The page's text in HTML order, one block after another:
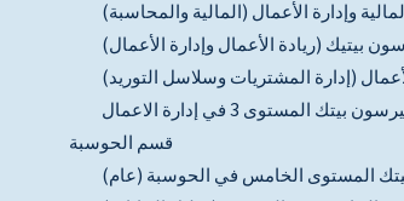
وإدارة الأعمال (المالية والمحاسبة)
بيتيك (ريادة الأعمال وإدارة الأعمال)
(إدارة المشتريات وسلاسل التوريد)
بيتك المستوى 3 في إدارة الاعمال
قسم الحوسبة
المستوى الخامس في الحوسبة (عام)